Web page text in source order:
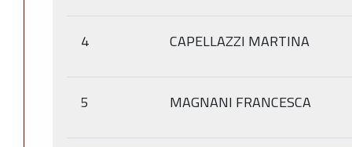
4 CAPELLAZZI MARTINA
5 MAGNANI FRANCESCA